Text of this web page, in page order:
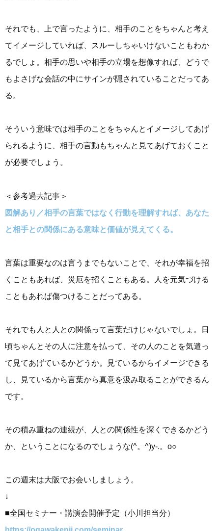
それでも、上で言ったように、相手のことをちゃんと考え
てイメージしていれば、スルーしちゃいけないこともわか
るでしょ。相手の思いや相手の立場を想像すれば、どうで
もよさげな会話の中にサインが隠されていることだってあ
る。
そういう意味では相手のことをちゃんとイメージしてあげ
られるように、相手の言動もちゃんと見てあげておくこと
が必要でしょう。
＜参考過去記事＞
図解あり／相手の言葉ではなく行動を理解すれば、あなた
と相手との関係にある意味と価値が見えてくる。
言葉は重要なのは言うまでもないことで、それが幸福を招
くこともあれば、災厄を招くこともある。人を元気づける
こともあれば傷つけることだってある。
それでも人と人との関係って言葉だけじゃないでしょ。日
頃ちゃんとその人に注意を払って、その人のことを気遣っ
て見てあげているかどうか。見ているからイメージできる
し、見ているから言葉から真意を汲み取ることができるん
です。
その積み重ねの連続が、人との関係性を深くできるかどう
か、ということになるのでしょうな(^。^)y-.。o○
この週末は大阪でお会いしましょう。
↓
■全国セミナー・講演会開催予定（小川担当分）